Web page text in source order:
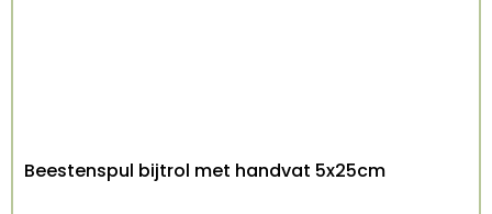
Beestenspul bijtrol met handvat 5x25cm